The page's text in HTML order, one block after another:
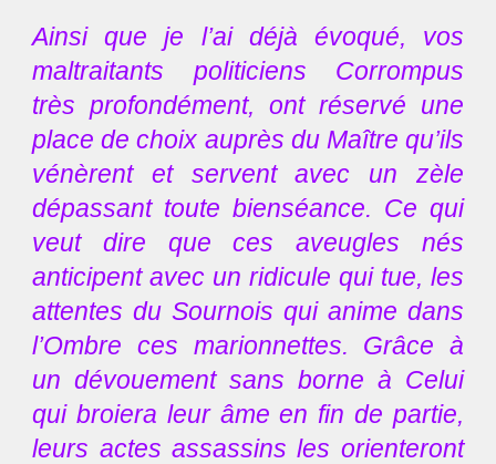
Ainsi que je l’ai déjà évoqué, vos
maltraitants politiciens Corrompus
très profondément, ont réservé une
place de choix auprès du Maître qu’ils
vénèrent et servent avec un zèle
dépassant toute bienséance. Ce qui
veut dire que ces aveugles nés
anticipent avec un ridicule qui tue, les
attentes du Sournois qui anime dans
l’Ombre ces marionnettes. Grâce à
un dévouement sans borne à Celui
qui broiera leur âme en fin de partie,
leurs actes assassins les orienteront